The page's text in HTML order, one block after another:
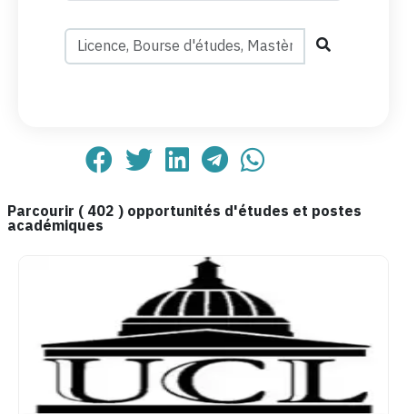
Parcourir ( 402 ) opportunités d'études et postes
académiques